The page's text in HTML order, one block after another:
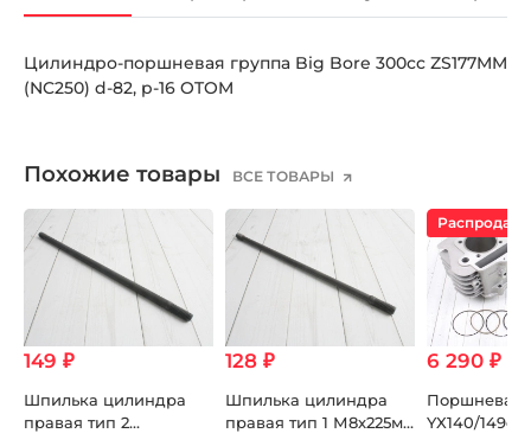
Цилиндро-поршневая группа Big Bore 300cc ZS177MM
(NC250) d-82, p-16 OTOM
Похожие товары ВСЕ ТОВАРЫ
149 ₽
Шпилька цилиндра
правая тип 2
128 ₽
Шпилька цилиндра
правая тип 1 М8х225мм
Распродажа
6 290 ₽
Поршневая
YX140/149cc